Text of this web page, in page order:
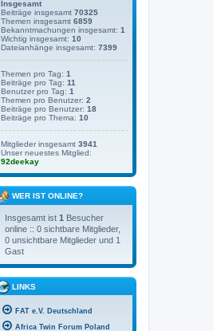
Insgesamt
Beiträge insgesamt 70325
Themen insgesamt 6859
Bekanntmachungen insgesamt: 1
Wichtig insgesamt: 10
Dateianhänge insgesamt: 7399
Themen pro Tag: 1
Beiträge pro Tag: 11
Benutzer pro Tag: 1
Themen pro Benutzer: 2
Beiträge pro Benutzer: 18
Beiträge pro Thema: 10
Mitglieder insgesamt 3941
Unser neuestes Mitglied:
92deekay
WER IST ONLINE?
Insgesamt ist 1 Besucher
online :: 0 sichtbare Mitglieder,
0 unsichtbare Mitglieder und 1
Gast
LINKS
FAT e.V. Deutschland
Africa Twin Forum Poland